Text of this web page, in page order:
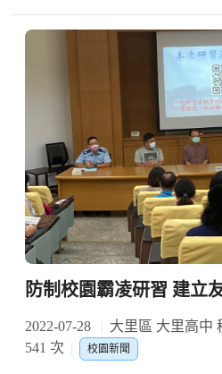
防制校園霸凌研習 建立
2022-07-28 大里區 大里高中
541 次
校園新聞